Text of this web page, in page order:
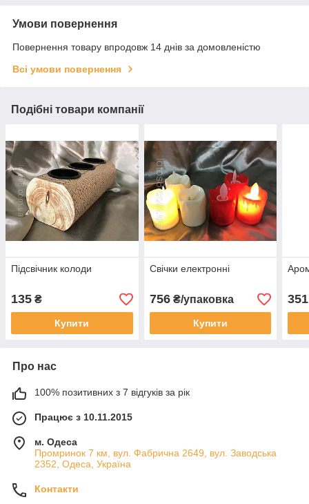
Умови повернення
Повернення товару впродовж 14 днів за домовленістю
Всі умови повернення
Подібні товари компанії
Підсвічник колоди
135 ₴
Купити
Свічки електронні
756₴/упаковка
Купити
351
Про нас
100% позитивних з 7 відгуків за рік
Працює з 10.11.2015
м. Одеса
Промринок 7 км, вул. Фабрична 2649, вул. Заводська
2352, Одеса, Україна
Контакти